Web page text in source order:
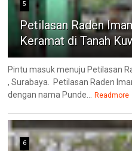
5
Petilasan Raden
Keramat di Tanah
Pintu masuk menuju Petilasan
, Surabaya. Petilasan Raden
dengan nama Punde... Readmore
6